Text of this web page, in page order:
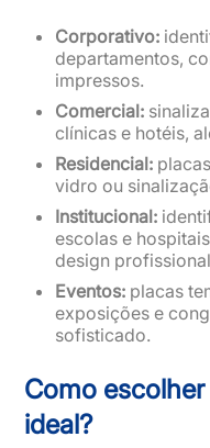
Corporativo:
departamentos,
impressos.
Comercial:
clínicas e hotéis,
Residencial:
vidro ou
Institucional:
escolas e
design
Eventos: placas
exposições e
sofisticado.
Como
ideal?